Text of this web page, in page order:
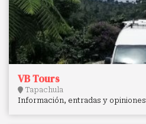
VB Tours
Tapachula
Información, entradas y opiniones